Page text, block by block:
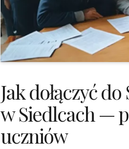
Jak dołączyć
w Siedlcach —
uczniów